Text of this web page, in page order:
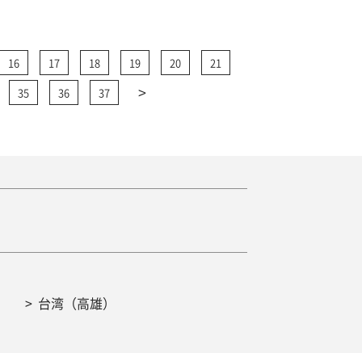
16 17 18 19 20
21
35
36 37 >
台湾（高雄）